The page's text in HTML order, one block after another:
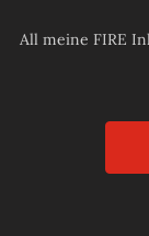
All meine FIRE